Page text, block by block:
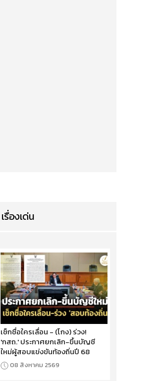
เรื่องเด่น
เช็กชื่อใครเลื่อน - (โกง) ร่วง!
'กสถ.' ประกาศยกเลิก-ขึ้นบัญชี
ใหม่ผู้สอบแข่งขันท้องถิ่นปี 68
08 สิงหาคม 2569